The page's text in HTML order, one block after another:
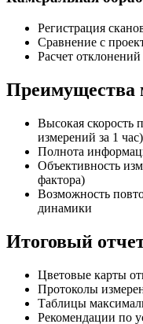
Регистрация
Сравнение с
Расчет
Преимущества
Высокая скорость
измерений за 1 час)
Полнота
Объективность
фактора)
Возможность
динамики
Итоговый
Цветовые карты
Протоколы
Таблицы
Рекомендации по